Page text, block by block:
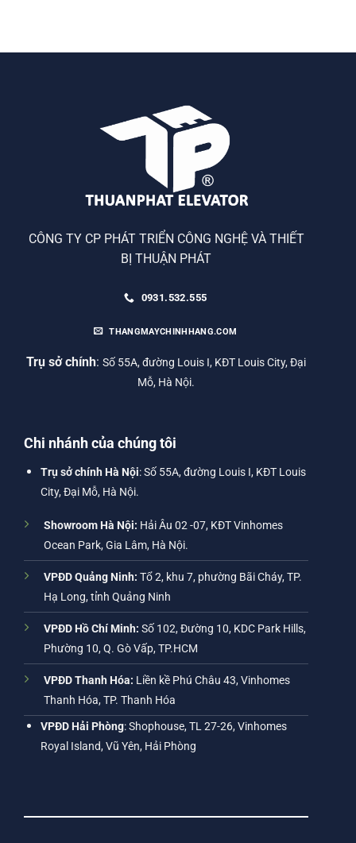
CÔNG TY CP PHÁT TRIỂN CÔNG NGHỆ VÀ THIẾT
BỊ THUẬN PHÁT
0931.532.555
THANGMAYCHINHHANG.COM
Trụ sở chính: Số 55A, đường Louis I, KĐT Louis City, Đại
Mỗ, Hà Nội.
Chi nhánh của chúng tôi
Trụ sở chính Hà Nội: Số 55A, đường Louis I, KĐT Louis
City, Đại Mỗ, Hà Nội.
Showroom Hà Nội: Hải Âu 02 -07, KĐT Vinhomes
Ocean Park, Gia Lâm, Hà Nội.
VPĐD Quảng Ninh: Tổ 2, khu 7, phường Bãi Cháy, TP.
Hạ Long, tỉnh Quảng Ninh
VPĐD Hồ Chí Minh: Số 102, Đường 10, KDC Park Hills,
Phường 10, Q. Gò Vấp, TP.HCM
VPĐD Thanh Hóa: Liền kề Phú Châu 43, Vinhomes
Thanh Hóa, TP. Thanh Hóa
VPĐD Hải Phòng: Shophouse, TL 27-26, Vinhomes
Royal Island, Vũ Yên, Hải Phòng